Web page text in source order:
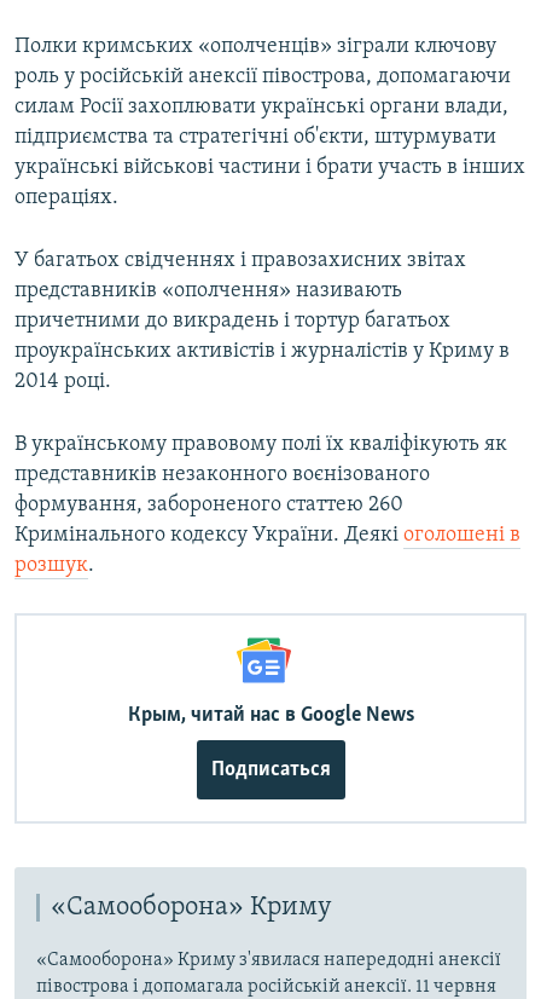
Полки кримських «ополченців» зіграли ключову
роль у російській анексії півострова, допомагаючи
силам Росії захоплювати українські органи влади,
підприємства та стратегічні об'єкти, штурмувати
українські військові частини і брати участь в інших
операціях.
У багатьох свідченнях і правозахисних звітах
представників «ополчення» називають
причетними до викрадень і тортур багатьох
проукраїнських активістів і журналістів у Криму в
2014 році.
В українському правовому полі їх кваліфікують як
представників незаконного воєнізованого
формування, забороненого статтею 260
Кримінального кодексу України. Деякі оголошені в
розшук.
Крым, читай нас в Google News
Подписаться
«Самооборона» Криму
«Самооборона» Криму з'явилася напередодні анексії
півострова і допомагала російській анексії. 11 червня